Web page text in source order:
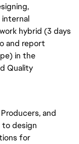
hybrid (3 days
and report
in the
Quality
and
to design
for